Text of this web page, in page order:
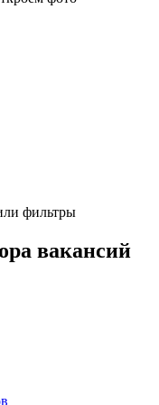
фильтры
вакансий